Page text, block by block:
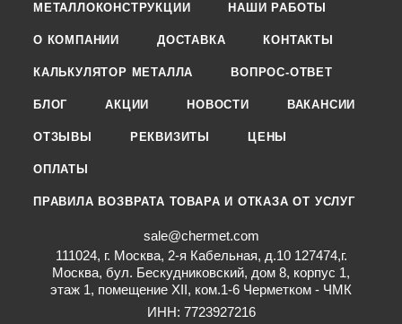
МЕТАЛЛОКОНСТРУКЦИИ НАШИ РАБОТЫ
О КОМПАНИИ ДОСТАВКА КОНТАКТЫ
КАЛЬКУЛЯТОР МЕТАЛЛА ВОПРОС-ОТВЕТ
БЛОГ АКЦИИ НОВОСТИ ВАКАНСИИ
ОТЗЫВЫ РЕКВИЗИТЫ ЦЕНЫ
ОПЛАТЫ
ПРАВИЛА ВОЗВРАТА ТОВАРА И ОТКАЗА ОТ УСЛУГ
sale@chermet.com
111024, г. Москва, 2-я Кабельная, д.10 127474,г.
Москва, бул. Бескудниковский, дом 8, корпус 1,
этаж 1, помещение XII, ком.1-6 Черметком - ЧМК
ИНН: 7723927216